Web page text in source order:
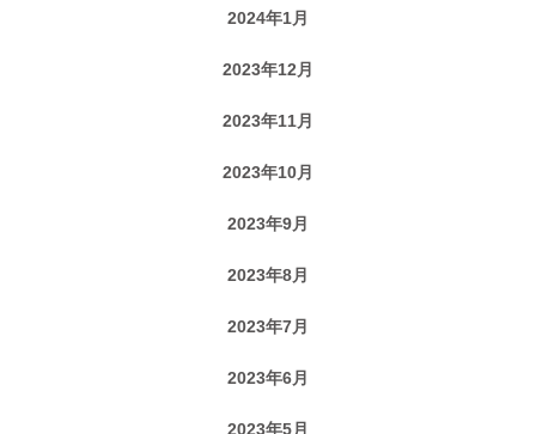
2024年1月
2023年12月
2023年11月
2023年10月
2023年9月
2023年8月
2023年7月
2023年6月
2023年5月